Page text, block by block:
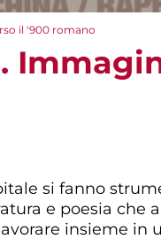
il '900 romano
si fanno
e poesia che
insieme in